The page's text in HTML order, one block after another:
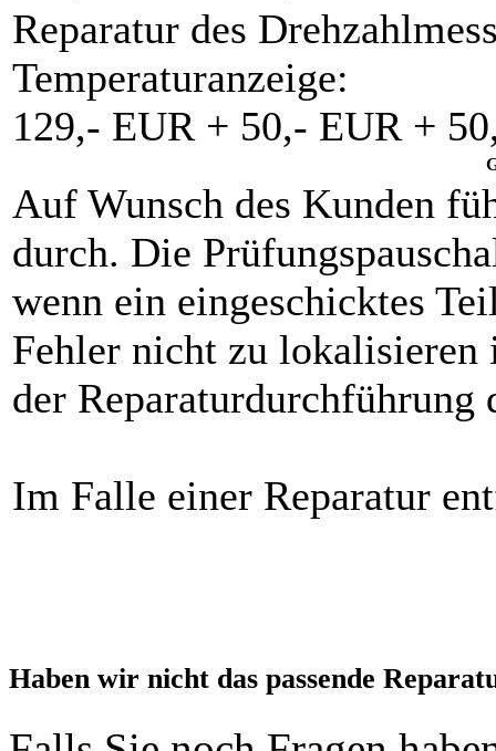
Reparatur des
Temperaturanzeige:
129,- EUR + 50,- EUR +
Auf Wunsch des Kunden
durch. Die
wenn ein eingeschicktes
Fehler nicht zu lokalisieren
der
Im Falle einer Reparatur
Haben wir nicht das passende